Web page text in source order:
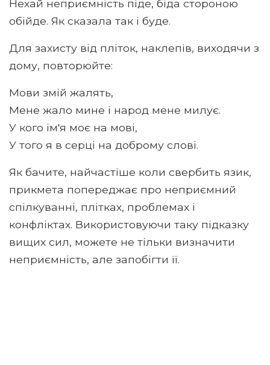
Нехай неприємність піде, біда стороною
обійде. Як сказала так і буде.
Для захисту від пліток, наклепів, виходячи з
дому, повторюйте:
Мови змій жалять,
Мене жало мине і народ мене милує.
У кого ім'я моє на мові,
У того я в серці на доброму слові.
Як бачите, найчастіше коли свербить язик,
прикмета попереджає про неприємний
спілкуванні, плітках, проблемах і
конфліктах. Використовуючи таку підказку
вищих сил, можете не тільки визначити
неприємність, але запобігти її.